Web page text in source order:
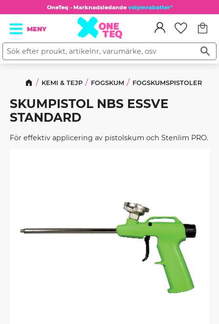
Meny
OneTeq - Marknadsledande volymrabatter*
KEMI & TEJP FOGSKUM FOGSKUMSPISTOLER
SKUMPISTOL NBS ESSVE
STANDARD
För effektiv applicering av pistolskum och Stenlim PRO.